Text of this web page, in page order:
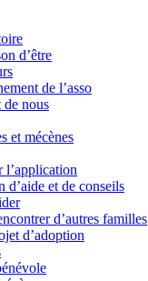
d’être
de l’asso
de nous
et mécènes
l’application
d’aide et de conseils
d’autres familles
d’adoption